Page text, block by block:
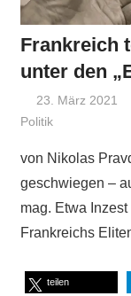
Frankreich
unter den
23. März 2021
Politik
von Nikolas
geschwiegen –
mag. Etwa
Frankreichs
teilen